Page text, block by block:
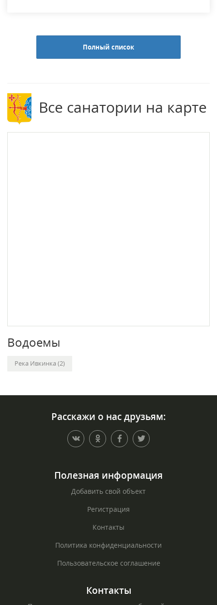
Полный список
Все санатории на карте
Водоемы
Река Ивкинка (2)
Расскажи о нас друзьям:
Полезная информация
Добавить свой объект
Регистрация
Контакты
Политика конфиденциальности
Пользовательское соглашение
Контакты